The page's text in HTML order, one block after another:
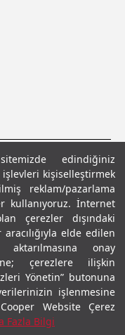
edindiğiniz
kişiselleştirmek
reklam/pazarlama
kullanıyoruz. İnternet
çerezler dışındaki
elde edilen
onay
çerezlere ilişkin
Yönetin” butonuna
işlenmesine
Website Çerez
Fazla Bilgi
MetniŞartlar ve Koşullar
Saklıdır.